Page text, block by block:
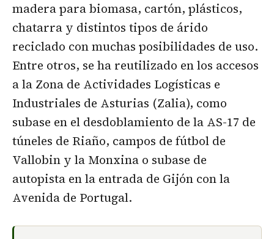
madera para biomasa, cartón, plásticos,
chatarra y distintos tipos de árido
reciclado con muchas posibilidades de uso.
Entre otros, se ha reutilizado en los accesos
a la Zona de Actividades Logísticas e
Industriales de Asturias (Zalia), como
subase en el desdoblamiento de la AS-17 de
túneles de Riaño, campos de fútbol de
Vallobin y la Monxina o subase de
autopista en la entrada de Gijón con la
Avenida de Portugal.